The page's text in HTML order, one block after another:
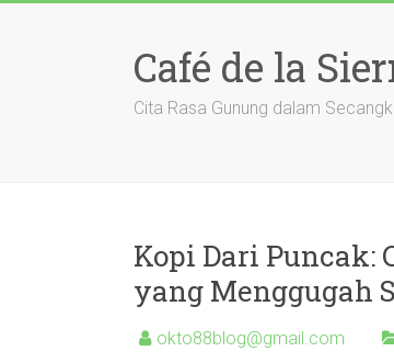
Café de la
Cita Rasa Gunung dalam
Kopi Dari Puncak:
yang Menggugah
okto88blog@gmail.com